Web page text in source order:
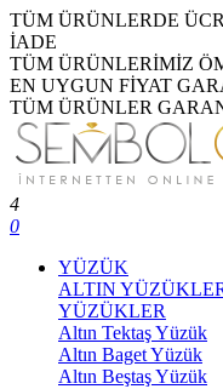
TÜM ÜRÜNLERDE
İADE
TÜM ÜRÜNLERİMİZ
EN UYGUN FİYAT
TÜM ÜRÜNLER
4
0
YÜZÜK
ALTIN
YÜZÜKLER
Altın Tektaş Yüzük
Altın Baget Yüzük
Altın Beştaş Yüzük